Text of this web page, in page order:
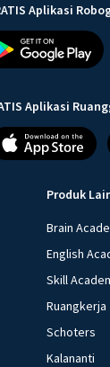
Aplikasi
Aplikasi
Produk
Brain
English
Skill
Ruangkerja
Schoters
Kalananti